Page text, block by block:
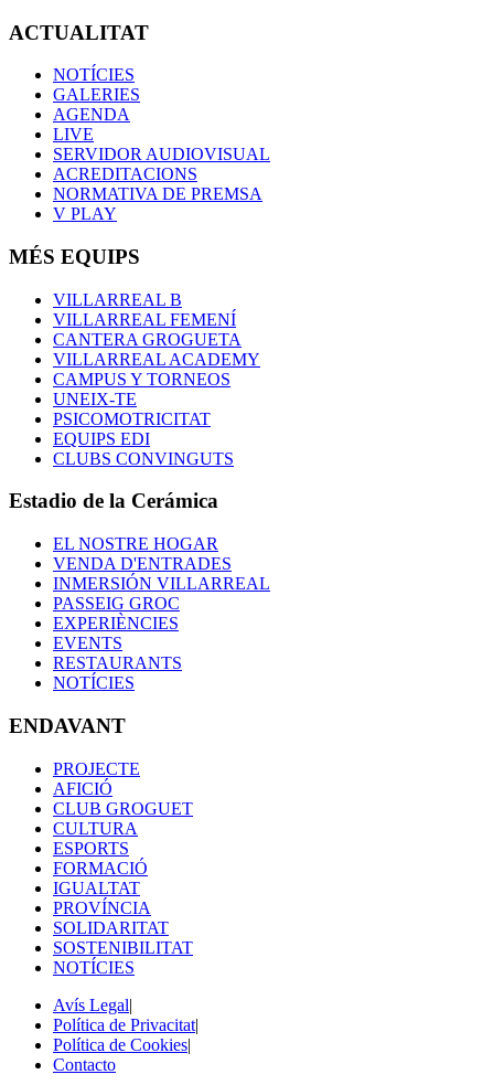
ACTUALITAT
NOTÍCIES
GALERIES
AGENDA
LIVE
SERVIDOR AUDIOVISUAL
ACREDITACIONS
NORMATIVA DE PREMSA
V PLAY
MÉS EQUIPS
VILLARREAL B
VILLARREAL FEMENÍ
CANTERA GROGUETA
VILLARREAL ACADEMY
CAMPUS Y TORNEOS
UNEIX-TE
PSICOMOTRICITAT
EQUIPS EDI
CLUBS CONVINGUTS
Estadio de la Cerámica
EL NOSTRE HOGAR
VENDA D'ENTRADES
INMERSIÓN VILLARREAL
PASSEIG GROC
EXPERIÈNCIES
EVENTS
RESTAURANTS
NOTÍCIES
ENDAVANT
PROJECTE
AFICIÓ
CLUB GROGUET
CULTURA
ESPORTS
FORMACIÓ
IGUALTAT
PROVÍNCIA
SOLIDARITAT
SOSTENIBILITAT
NOTÍCIES
Avís Legal|
Política de Privacitat|
Política de Cookies|
Contacto